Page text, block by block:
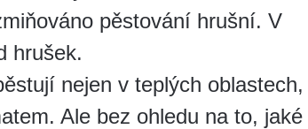
pěstování hrušní. V
hrušek.
nejen v teplých oblastech,
Ale bez ohledu na to, jaké